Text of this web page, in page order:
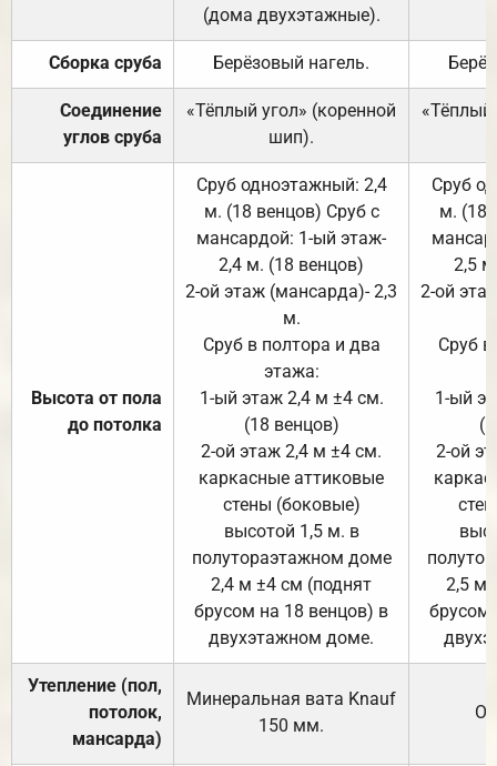
(дома двухэтажные).
Сборка сруба Берёзовый нагель.
Соединение
углов сруба
«Тёплый угол» (коренной
шип).
«Тёплый
Высота от пола
до потолка
Сруб одноэтажный: 2,4
м. (18 венцов) Сруб с
мансардой: 1-ый этаж-
2,4 м. (18 венцов)
2-ой этаж (мансарда)- 2,3
м.
Сруб в полтора и два
этажа:
1-ый этаж 2,4 м ±4 см.
(18 венцов)
2-ой этаж 2,4 м ±4 см.
каркасные аттиковые
стены (боковые)
высотой 1,5 м. в
полутораэтажном доме
2,4 м ±4 см (поднят
брусом на 18 венцов) в
двухэтажном доме.
Сруб
м. (18
2,5
2-ой
Сруб
1-ый
2-ой
2,5 м
брусом
Утепление (пол,
потолок,
мансарда)
Минеральная вата Knauf
150 мм.